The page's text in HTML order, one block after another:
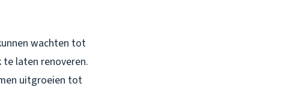
wachten tot
laten renoveren.
uitgroeien tot